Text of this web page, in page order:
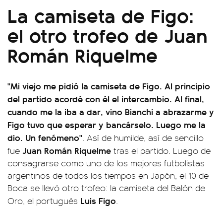
La camiseta de Figo:
el otro trofeo de Juan
Román Riquelme
"Mi viejo me pidió la camiseta de Figo. Al principio
del partido acordé con él el intercambio. Al final,
cuando me la iba a dar, vino Bianchi a abrazarme y
Figo tuvo que esperar y bancárselo. Luego me la
dio. Un fenómeno". Así de humilde, así de sencillo
fue Juan Román Riquelme tras el partido. Luego de
consagrarse como uno de los mejores futbolistas
argentinos de todos los tiempos en Japón, el 10 de
Boca se llevó otro trofeo: la camiseta del Balón de
Oro, el portugués Luis Figo.